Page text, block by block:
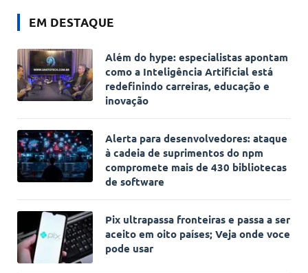
EM DESTAQUE
Além do hype: especialistas apontam
como a Inteligência Artificial está
redefinindo carreiras, educação e
inovação
Alerta para desenvolvedores: ataque
à cadeia de suprimentos do npm
compromete mais de 430 bibliotecas
de software
Pix ultrapassa fronteiras e passa a ser
aceito em oito países; Veja onde voce
pode usar